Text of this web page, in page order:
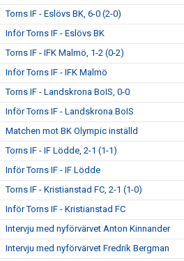
Torns IF - Eslövs BK, 6-0 (2-0)
Inför Torns IF - Eslövs BK
Torns IF - IFK Malmö, 1-2 (0-2)
Inför Torns IF - IFK Malmö
Torns IF - Landskrona BoIS, 0-0
Inför Torns IF - Landskrona BoIS
Matchen mot BK Olympic inställd
Torns IF - IF Lödde, 2-1 (1-1)
Inför Torns IF - IF Lödde
Torns IF - Kristianstad FC, 2-1 (1-0)
Inför Torns IF - Kristianstad FC
Intervju med nyförvärvet Anton Kinnander
Intervju med nyförvärvet Fredrik Bergman